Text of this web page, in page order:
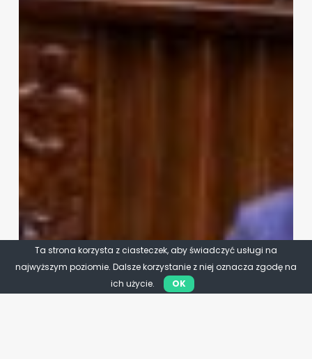
Ta strona korzysta z ciasteczek, aby świadczyć usługi na
najwyższym poziomie. Dalsze korzystanie z niej oznacza zgodę na
ich użycie.
OK